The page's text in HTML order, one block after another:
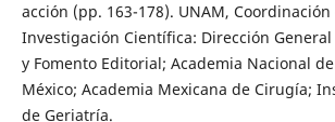
acción (pp. 163-178). UNAM, Coordinación
Investigación Científica: Dirección
y Fomento Editorial; Academia Nacional
México; Academia Mexicana de Cirugía;
de Geriatría.